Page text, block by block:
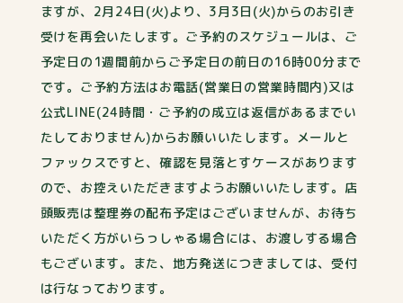
ますが、2月24日(火)より、3月3日(火)からのお引き
受けを再会いたします。ご予約のスケジュールは、ご
予定日の1週間前からご予定日の前日の16時00分まで
です。ご予約方法はお電話(営業日の営業時間内)又は
公式LINE(24時間・ご予約の成立は返信があるまでい
たしておりません)からお願いいたします。メールと
ファックスですと、確認を見落とすケースがあります
ので、お控えいただきますようお願いいたします。店
頭販売は整理券の配布予定はございませんが、お待ち
いただく方がいらっしゃる場合には、お渡しする場合
もございます。また、地方発送につきましては、受付
は行なっております。